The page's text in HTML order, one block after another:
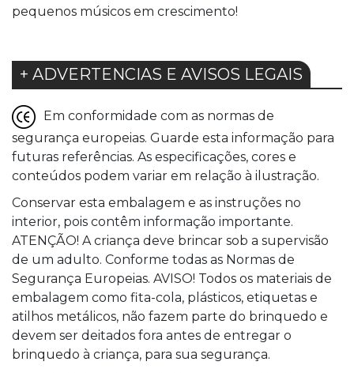
pequenos músicos em crescimento!
+ ADVERTENCIAS E AVISOS LEGAIS
Em conformidade com as normas de
segurança europeias. Guarde esta informação para
futuras referências. As especificações, cores e
conteúdos podem variar em relação à ilustração.
Conservar esta embalagem e as instruções no
interior, pois contêm informação importante.
ATENÇÃO! A criança deve brincar sob a supervisão
de um adulto. Conforme todas as Normas de
Segurança Europeias. AVISO! Todos os materiais de
embalagem como fita-cola, plásticos, etiquetas e
atilhos metálicos, não fazem parte do brinquedo e
devem ser deitados fora antes de entregar o
brinquedo à criança, para sua segurança.